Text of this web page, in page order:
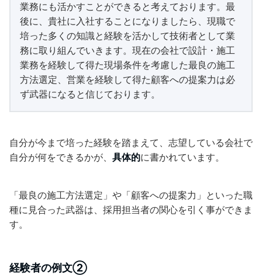
業務にも活かすことができると考えております。最
後に、貴社に入社することになりましたら、現職で
培った多くの知識と経験を活かして技術者として業
務に取り組んでいきます。現在の会社で設計・施工
業務を経験して得た現場条件を考慮した最良の施工
方法選定、営業を経験して得た顧客への提案力は必
ず武器になると信じております。
自分が今まで培った経験を踏まえて、志望している会社で
自分が何をできるかが、 具体的に書かれています。
「最良の施工方法選定」や「顧客への提案力」といった職
種に見合った武器は、採用担当者の関心を引く事ができま
す。
経験者の例文②